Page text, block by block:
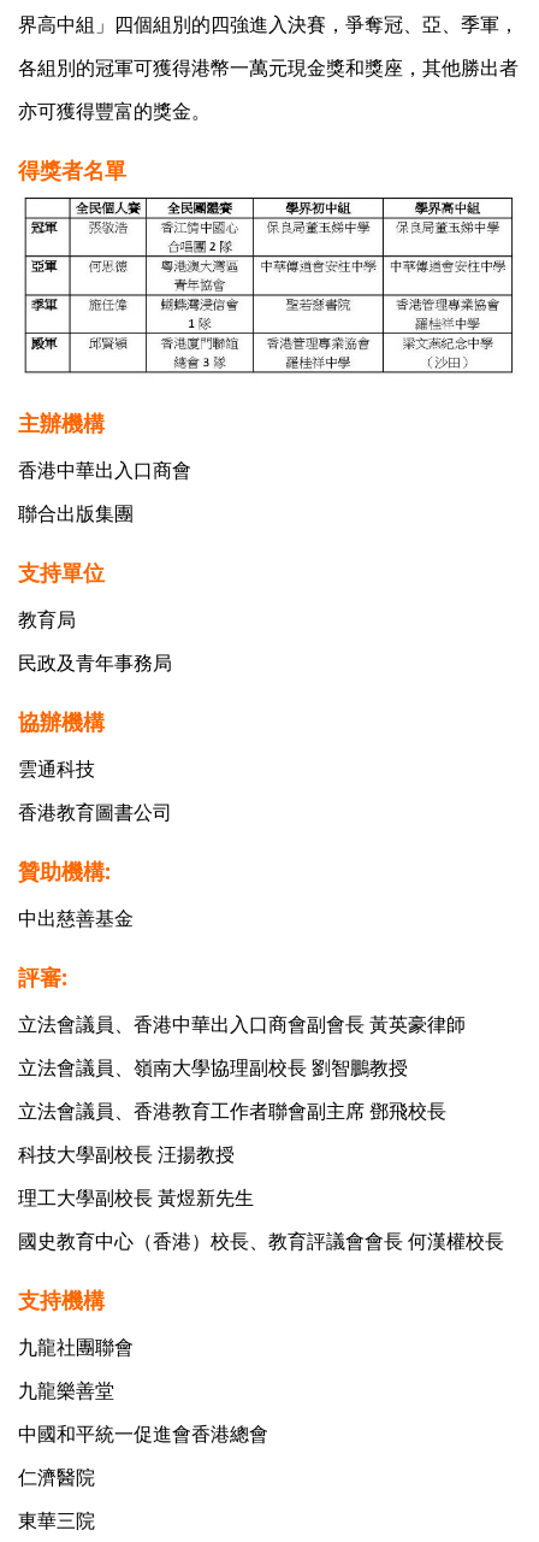
界高中組」四個組別的四強進入決賽，爭奪冠、亞、季軍，
各組別的冠軍可獲得港幣一萬元現金獎和獎座，其他勝出者
亦可獲得豐富的獎金。
得獎者名單
主辦機構
香港中華出入口商會
聯合出版集團
支持單位
教育局
民政及青年事務局
協辦機構
雲通科技
香港教育圖書公司
贊助機構:
中出慈善基金
評審:
立法會議員、香港中華出入口商會副會長 黃英豪律師
立法會議員、嶺南大學協理副校長 劉智鵬教授
立法會議員、香港教育工作者聯會副主席 鄧飛校長
科技大學副校長 汪揚教授
理工大學副校長 黃煜新先生
國史教育中心（香港）校長、教育評議會會長 何漢權校長
支持機構
九龍社團聯會
九龍樂善堂
中國和平統一促進會香港總會
仁濟醫院
東華三院